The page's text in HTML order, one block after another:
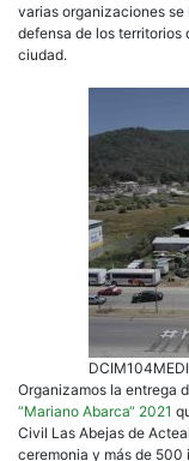
varias organizaciones se
defensa de los territorios
ciudad.
Organizamos la entrega
“Mariano Abarca“ 2021
Civil Las Abejas de
ceremonia y más de 500